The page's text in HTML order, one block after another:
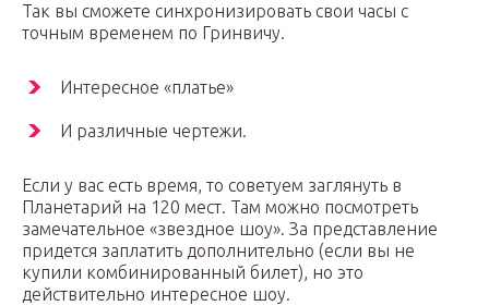
Так вы сможете синхронизировать свои часы с
точным временем по Гринвичу.
Интересное «платье»
И различные чертежи.
Если у вас есть время, то советуем заглянуть в
Планетарий на 120 мест. Там можно посмотреть
замечательное «звездное шоу». За представление
придется заплатить дополнительно (если вы не
купили комбинированный билет), но это
действительно интересное шоу.